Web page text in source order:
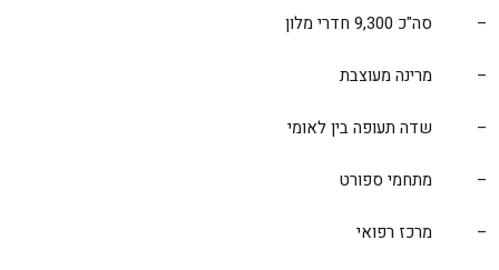
– סה"כ 9,300 חדרי מלון
– מרינה מעוצבת
– שדה תעופה בין לאומי
– מתחמי ספורט
– מרכז רפואי